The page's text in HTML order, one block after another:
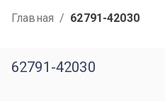
Главная / 62791-42030
62791-42030